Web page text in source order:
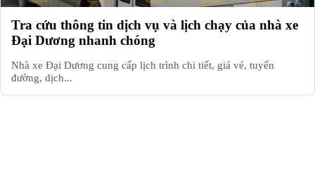
Tra cứu thông tin dịch vụ và lịch chạy của nhà xe
Đại Dương nhanh chóng
Nhà xe Đại Dương cung cấp lịch trình chi tiết, giá vé, tuyến
đường, dịch...